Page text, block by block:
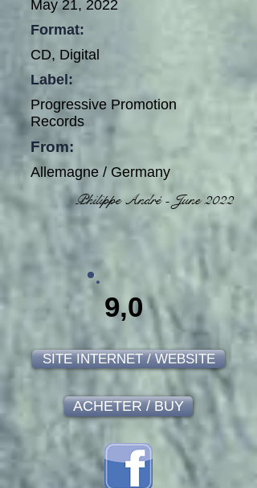
May 21, 2022
Format:
CD, Digital
Label:
Progressive Promotion
Records
From:
Allemagne / Germany
Philippe André - June 2022
9,0
SITE INTERNET / WEBSITE
ACHETER / BUY